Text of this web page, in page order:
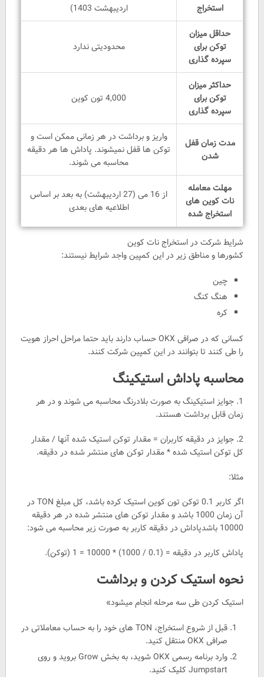
استخراج
اردیبهشت 1403)
حداقل میزان
توکن برای
سپرده گذاری
محدودیتی ندارد
حداکثر میزان
توکن برای
سپرده گذاری
4,000 تون کوین
مدت زمان قفل
شدن
واریز و برداشت در هر زمانی ممکن است و
توکن ها قفل نمیشوند. پاداش ها هر دقیقه
محاسبه می شوند.
مهلت معامله
نات کوین های
استخراج شده
از 16 می (27 اردیبهشت) به بعد بر اساس
اطلاعیه های بعدی
شرایط شرکت در استخراج نات کوین
کشورها و مناطق زیر در این کمپین واجد شرایط نیستند:
چین
هنگ کنگ
کره
کسانی که در صرافی OKX حساب دارند باید حتما مراحل احراز هویت
را طی کنند تا بتوانند در این کمپین شرکت کنند.
محاسبه پاداش استیکینگ
1. جوایز استیکینگ به صورت بلادرنگ محاسبه می شوند و در هر
زمان قابل برداشت هستند.
2. جوایز در دقیقه کاربران = مقدار توکن استیک شده آنها / مقدار
کل توکن استیک شده * مقدار توکن های منتشر شده در دقیقه.
مثلا:
اگر کاربر 0.1 توکن تون کوین استیک کرده باشد، کل مبلغ TON در
آن زمان 1000 باشد و مقدار توکن های منتشر شده در هر دقیقه
10000 باشدپاداش در دقیقه کاربر به صورت زیر محاسبه می شود:
پاداش کاربر در دقیقه = (0.1 / 1000) * 10000 = 1 (توکن).
نحوه استیک کردن و برداشت
استیک کردن طی سه مرحله انجام میشود»
قبل از شروع استخراج، TON های خود را به حساب معاملاتی در
صرافی OKX منتقل کنید.
وارد برنامه رسمی OKX شوید، به بخش Grow بروید و روی
Jumpstart کلیک کنید.